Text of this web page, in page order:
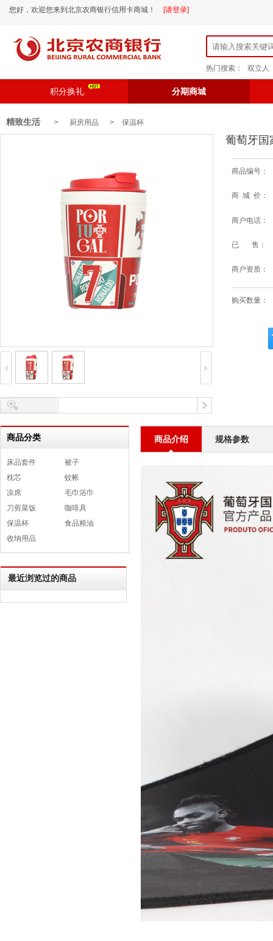
您好，欢迎您来到北京农商银行信用卡商城！ [请登录]
热门搜索： 双立人
积分换礼 分期商城
精致生活 > 厨房用品 > 保温杯
葡萄牙国
商品编号：
商 城 价：
商户电话：
已 售：
商户资质：
购买数量：
商品分类
床品套件
被子
枕芯
蚊帐
凉席
毛巾浴巾
刀剪菜饭
咖啡具
保温杯
食品粮油
收纳用品
最近浏览过的商品
商品介绍 规格参数